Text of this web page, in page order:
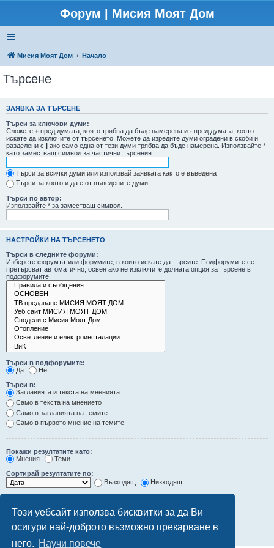
Този уебсайт използва бисквитки за да Ви
осигури най-доброто възможно прекарване в
него. Научи повече
Форум | Мисия Моят Дом
Мисия Моят Дом Начало
Търсене
ЗАЯВКА ЗА ТЪРСЕНЕ
Търси за ключови думи:
Сложете + пред думата, която трябва да бъде намерена и - пред думата, която
искате да изключите от търсенето. Можете да изредите думи оградени в скоби и
разделени с | ако само една от тези думи трябва да бъде намерена. Използвайте *
като заместващ символ за частични търсения.
Търси за всички думи или използвай заявката както е въведена
Търси за която и да е от въведените думи
Търси по автор:
Използвайте * за заместващ символ.
НАСТРОЙКИ НА ТЪРСЕНЕТО
Търси в следните форуми:
Изберете форумът или форумите, в които искате да търсите. Подфорумите се
претърсват автоматично, освен ако не изключите долната опция за търсене в
подфорумите.
Търси в подфорумите:
Да
Не
Търси в:
Заглавията и текста на мненията
Само в текста на мнението
Само в заглавията на темите
Само в първото мнение на темите
Покажи резултатите като:
Мнения
Теми
Сортирай резултатите по:
Възходящ
Низходящ
Покажи първите:
символа от мненията